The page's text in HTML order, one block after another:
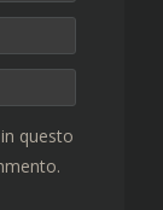
questo